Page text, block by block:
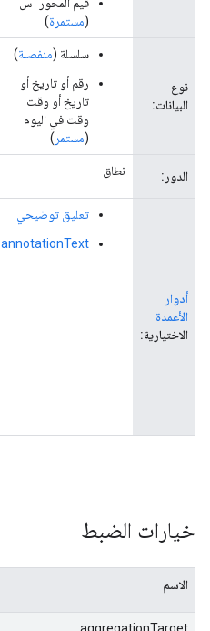
(مستمرة)
نوع
البيانات:
سلسلة (منفصلة)
رقم أو تاريخ أو
تاريخ أو وقت
وقت في اليوم
(مستمر )
الدور: نطاق
أدوار
الأعمدة
الاختيارية:
تعليق توضيحي
annotationText
خيارات الضبط
الاسم